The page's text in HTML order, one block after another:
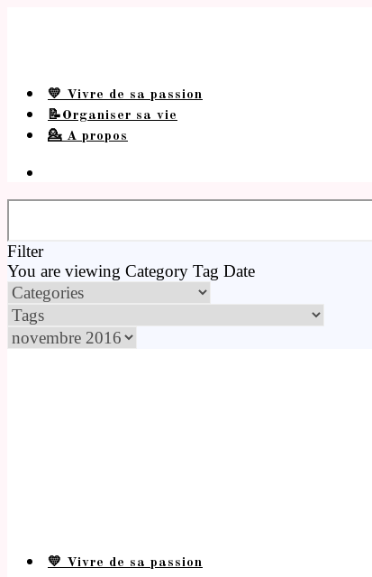
💛 Vivre de sa passion
📝Organiser sa vie
💁 A propos
Filter
You are viewing Category Tag Date
💛 Vivre de sa passion